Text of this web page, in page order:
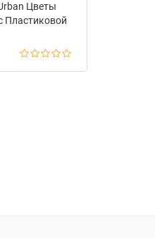
Цветы
Пластиковой